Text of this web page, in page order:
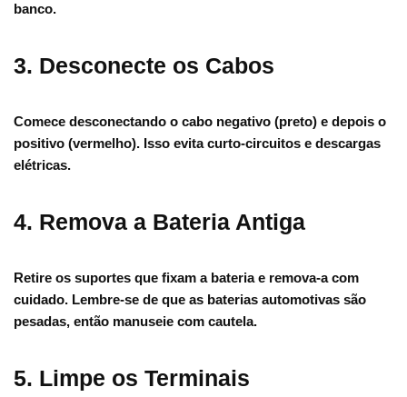
banco.
3. Desconecte os Cabos
Comece desconectando o cabo negativo (preto) e depois o
positivo (vermelho). Isso evita curto-circuitos e descargas
elétricas.
4. Remova a Bateria Antiga
Retire os suportes que fixam a bateria e remova-a com
cuidado. Lembre-se de que as baterias automotivas são
pesadas, então manuseie com cautela.
5. Limpe os Terminais